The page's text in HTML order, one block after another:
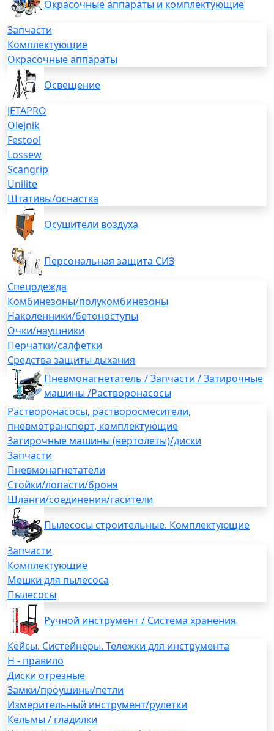
Окрасочные аппараты и комплектующие
Запчасти
Комплектующие
Окрасочные аппараты
Освещение
JETAPRO
Olejnik
Festool
Lossew
Scangrip
Unilite
Штативы/оснастка
Осушители воздуха
Персональная защита СИЗ
Спецодежда
Комбинезоны/полукомбинезоны
Наколенники/бетоноступы
Очки/наушники
Перчатки/салфетки
Средства защиты дыхания
Пневмонагнетатель / Запчасти / Затирочные
машины /Растворонасосы
Растворонасосы, растворосмесители,
пневмотранспорт, комплектующие
Затирочные машины (вертолеты)/диски
Запчасти
Пневмонагнетатели
Стойки/лопасти/броня
Шланги/соединения/гасители
Пылесосы строительные. Комплектующие
Запчасти
Комплектующие
Мешки для пылесоса
Пылесосы
Ручной инструмент / Система хранения
Кейсы. Систейнеры. Тележки для инструмента
H - правило
Диски отрезные
Замки/проушины/петли
Измерительный инструмент/рулетки
Кельмы / гладилки